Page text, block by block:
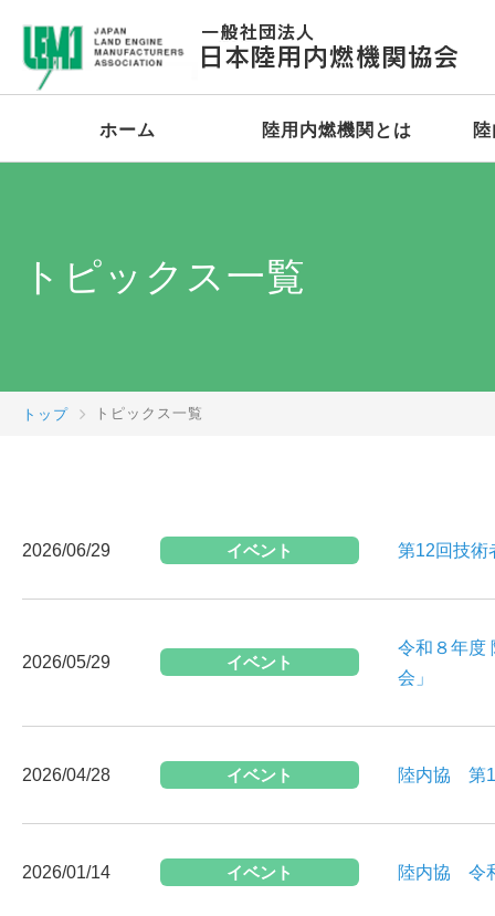
ホーム 陸用内燃機関とは
トピックス一覧
トップ トピックス一覧
2026/06/29 イベント 第12回技術
2026/05/29 イベント
令和８年度
会」
2026/04/28 イベント 陸内協 第
2026/01/14 イベント 陸内協 令